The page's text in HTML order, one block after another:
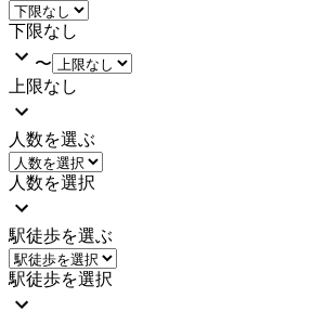
下限なし
〜
上限なし
人数を選ぶ
人数を選択
駅徒歩を選ぶ
駅徒歩を選択